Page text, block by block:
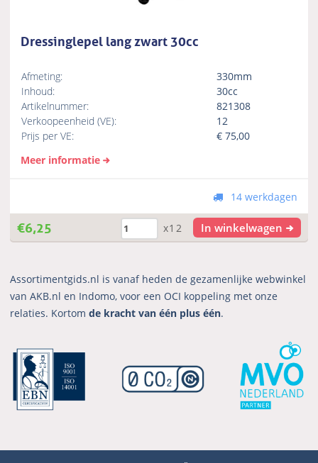
Dressinglepel lang zwart 30cc
Afmeting:
330mm
Inhoud:
30cc
Artikelnummer:
821308
Verkoopeenheid (VE):
12
Prijs per VE:
€75,00
Meer informatie
14 werkdagen
€6,25 x12 In winkelwagen
Assortimentgids.nl is vanaf heden de gezamenlijke webwinkel
van AKB.nl en Indomo, voor een OCI koppeling met onze
relaties. Kortomde kracht van één plus één.